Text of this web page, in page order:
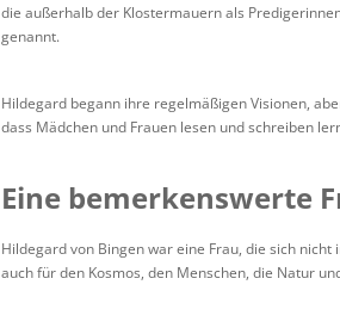
die außerhalb der Klostermauern als
genannt.
Hildegard begann ihre regelmäßigen Visionen,
dass Mädchen und Frauen lesen und schreiben
Eine bemerkenswerte
Hildegard von Bingen war eine Frau, die sich
auch für den Kosmos, den Menschen, die Natur